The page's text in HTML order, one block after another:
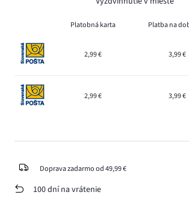
Platobná karta Platba na
2,99 € 3,99 €
2,99 € 3,99 €
Doprava zadarmo od 49,99 €
100 dní na vrátenie